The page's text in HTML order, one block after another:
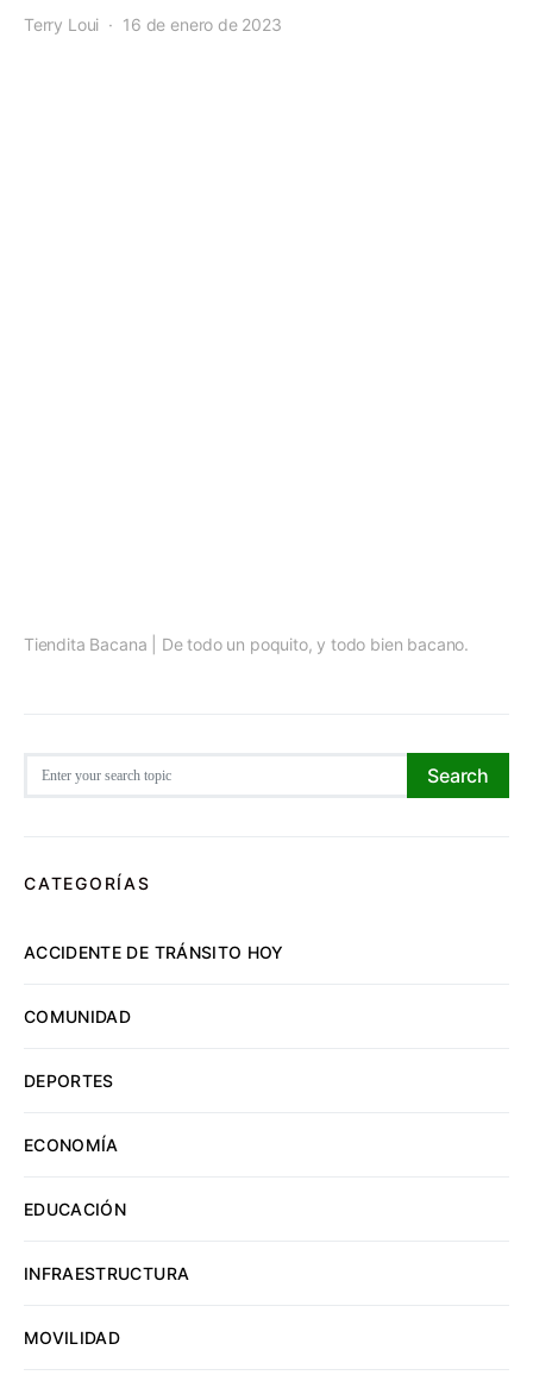
Terry Loui 16 de enero de 2023
Tiendita Bacana | De todo un poquito, y todo bien bacano.
Search
CATEGORÍAS
ACCIDENTE DE TRÁNSITO HOY
COMUNIDAD
DEPORTES
ECONOMÍA
EDUCACIÓN
INFRAESTRUCTURA
MOVILIDAD